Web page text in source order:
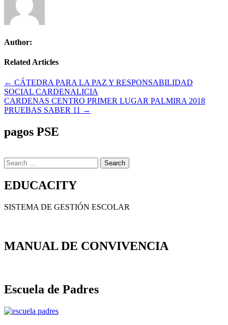
Author:
Related Articles
Navegación
de
entradas
← CÁTEDRA PARA LA PAZ Y RESPONSABILIDAD
SOCIAL CARDENALICIA
CARDENAS CENTRO PRIMER LUGAR PALMIRA 2018
PRUEBAS SABER 11 →
pagos PSE
Search
for:
EDUCACITY
SISTEMA DE GESTIÓN ESCOLAR
MANUAL DE CONVIVENCIA
Escuela de Padres